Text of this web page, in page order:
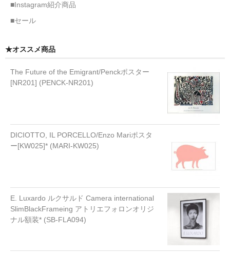
■Instagram紹介商品
■セール
★オススメ商品
The Future of the Emigrant/Penckポスター
[NR201] (PENCK-NR201)
DICIOTTO, IL PORCELLO/Enzo Mariポスタ
ー[KW025]* (MARI-KW025)
E. Luxardo ルクサルド Camera international
SlimBlackFrameing アトリエフォロンオリジ
ナル額装* (SB-FLA094)